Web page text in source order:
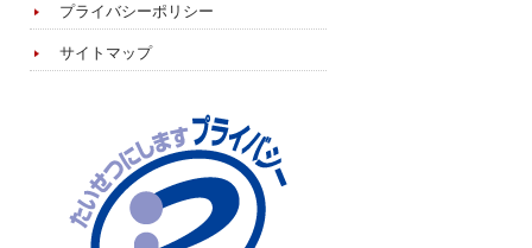
プライバシーポリシー
サイトマップ